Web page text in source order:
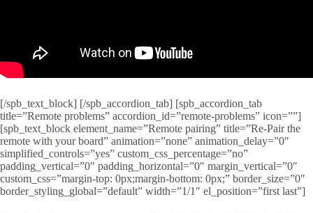
[/spb_text_block] [/spb_accordion_tab] [spb_accordion_tab
title=”Remote problems” accordion_id=”remote-problems” icon=””]
[spb_text_block element_name=”Remote pairing” title=”Re-Pair the
remote with your board” animation=”none” animation_delay=”0″
simplified_controls=”yes” custom_css_percentage=”no”
padding_vertical=”0″ padding_horizontal=”0″ margin_vertical=”0″
custom_css=”margin-top: 0px;margin-bottom: 0px;” border_size=”0″
border_styling_global=”default” width=”1/1″ el_position=”first last”]